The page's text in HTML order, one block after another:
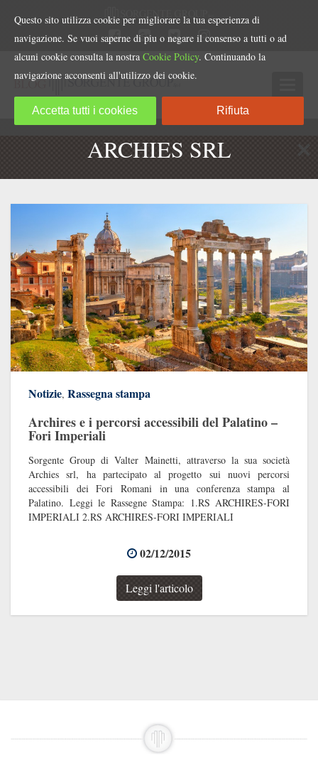
ARCHIES SRL
Notizie, Rassegna stampa
Archires e i percorsi accessibili del Palatino –
Fori Imperiali
Sorgente Group di Valter Mainetti, attraverso la sua società
Archies srl, ha partecipato al progetto sui nuovi percorsi
accessibili dei Fori Romani in una conferenza stampa al
Palatino. Leggi le Rassegne Stampa: 1.RS ARCHIRES-FORI
IMPERIALI 2.RS ARCHIRES-FORI IMPERIALI
02/12/2015
Leggi l'articolo
Questo sito utilizza cookie per migliorare la tua esperienza di
navigazione. Se vuoi saperne di piu o negare il consenso a tutti o ad
alcuni cookie consulta la nostra Cookie Policy. Continuando la
navigazione acconsenti all'utilizzo dei cookie.
Accetta tutti i cookies Rifiuta